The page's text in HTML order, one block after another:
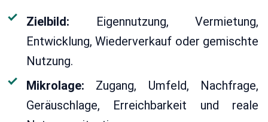
Zielbild: Eigennutzung, Vermietung,
Entwicklung, Wiederverkauf oder gemischte
Nutzung.
Mikrolage: Zugang, Umfeld, Nachfrage,
Geräuschlage, Erreichbarkeit und reale